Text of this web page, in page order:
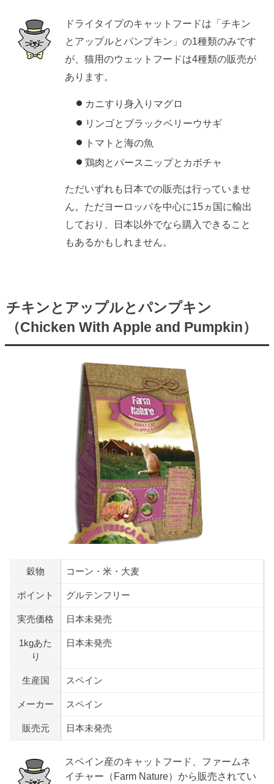
ドライタイプのキャットフードは「チキン
とアップルとパンプキン」の1種類のみです
が、猫用のウェットフードは4種類の販売が
あります。
カニすり身入りマグロ
リンゴとブラックベリーウサギ
トマトと海の魚
鶏肉とパースニップとカボチャ
ただいずれも日本での販売は行っていませ
ん。ただヨーロッパを中心に15ヵ国に輸出
しており、日本以外でなら購入できること
もあるかもしれません。
チキンとアップルとパンプキン
（Chicken With Apple and Pumpkin）
穀物 コーン・米・大麦
ポイント グルテンフリー
実売価格 日本未発売
1kgあた
り
日本未発売
生産国 スペイン
メーカー スペイン
販売元 日本未発売
スペイン産のキャットフード、ファームネ
イチャー（Farm Nature）から販売されてい